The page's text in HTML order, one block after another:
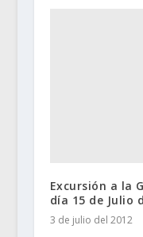
Excursión a la
día 15 de Julio
3 de julio del 2012